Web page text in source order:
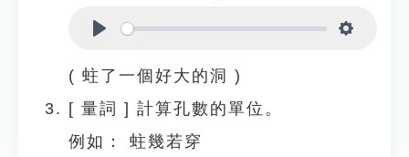
( 蛀了一個好大的洞 )
[ 量詞 ] 計算孔數的單位。
例如：
蛀幾若穿